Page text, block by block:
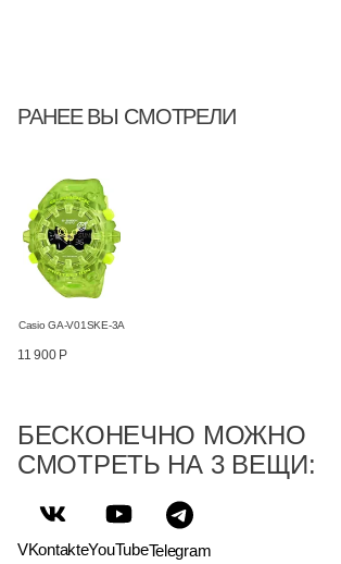
РАНЕЕ ВЫ СМОТРЕЛИ
Casio GA-V01SKE-3A
11 900 Р
БЕСКОНЕЧНО МОЖНО
СМОТРЕТЬ НА 3 ВЕЩИ:
VKontakteYouTubeTelegram